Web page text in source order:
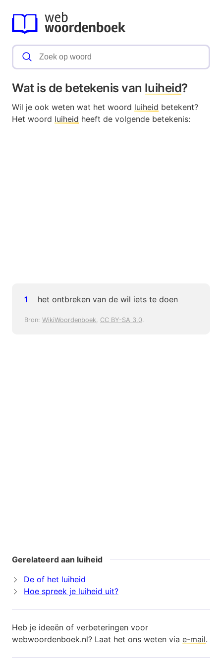
Wat is de betekenis van luiheid?
Wil je ook weten wat het woord luiheid betekent?
Het woord luiheid heeft de volgende betekenis:
het ontbreken van de wil iets te doen
Bron: WikiWoordenboek, CC BY-SA 3.0.
Gerelateerd aan luiheid
De of het luiheid
Hoe spreek je luiheid uit?
Heb je ideeën of verbeteringen voor
webwoordenboek.nl? Laat het ons weten via e-mail.